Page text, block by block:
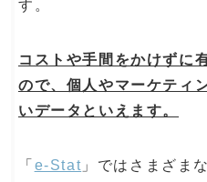
す。
コストや手間をかけずに
ので、個人やマーケティ
いデータといえます。
「 e-Stat 」ではさまざま